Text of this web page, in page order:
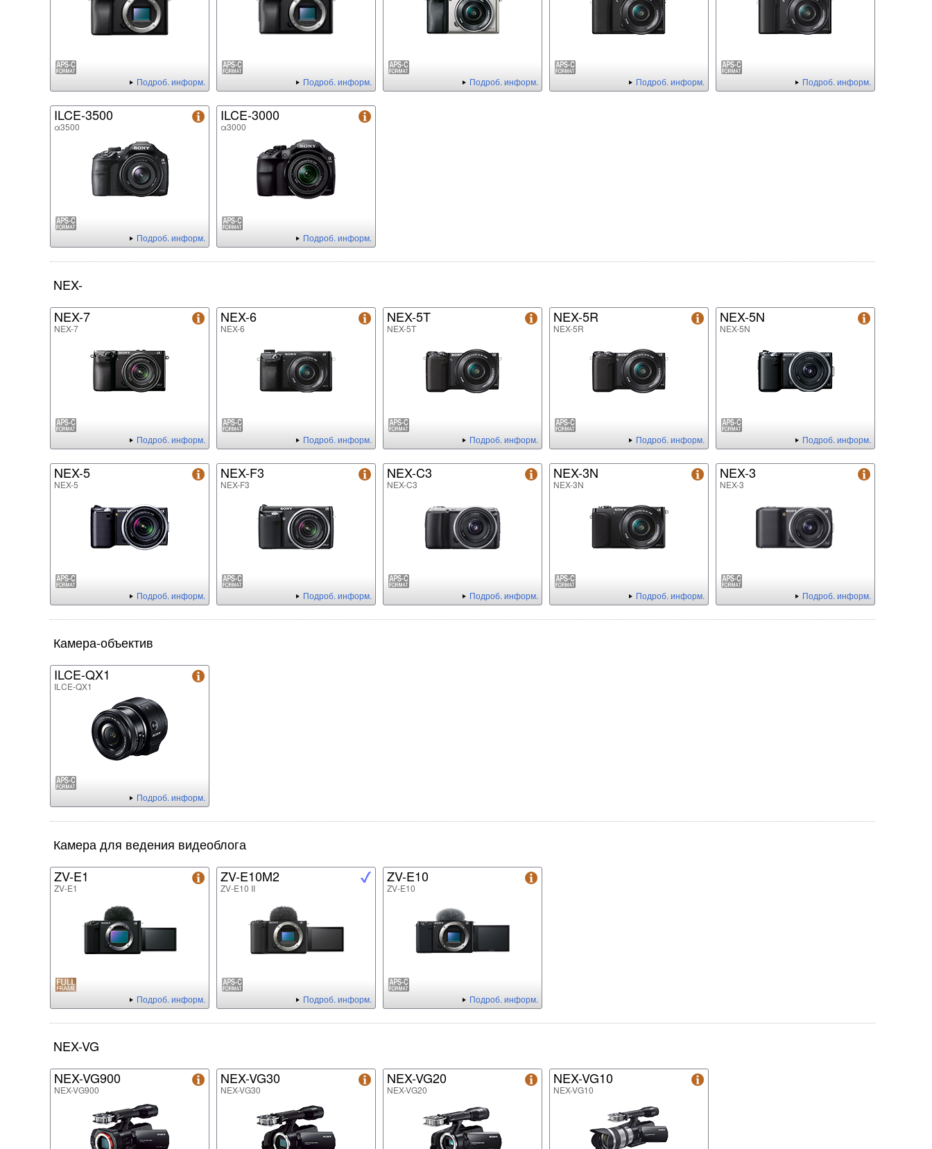
Подроб. информ. Подроб. информ. Подроб. информ. Подроб. информ. Подроб. информ.
ILCE-3500
α3500
Подроб. информ.
ILCE-3000
α3000
Подроб. информ.
NEX-
NEX-7
NEX-7
Подроб. информ.
NEX-6
NEX-6
Подроб. информ.
NEX-5T
NEX-5T
Подроб. информ.
NEX-5R
NEX-5R
Подроб. информ.
NEX-5N
NEX-5N
Подроб. информ.
NEX-5
NEX-5
Подроб. информ.
NEX-F3
NEX-F3
Подроб. информ.
NEX-C3
NEX-C3
Подроб. информ.
NEX-3N
NEX-3N
Подроб. информ.
NEX-3
NEX-3
Подроб. информ.
Камера-объектив
ILCE-QX1
ILCE-QX1
Подроб. информ.
Камера для ведения видеоблога
ZV-E1
ZV-E1
Подроб. информ.
ZV-E10M2
ZV-E10 II
Подроб. информ.
ZV-E10
ZV-E10
Подроб. информ.
NEX-VG
NEX-VG900
NEX-VG900
NEX-VG30
NEX-VG30
NEX-VG20
NEX-VG20
NEX-VG10
NEX-VG10